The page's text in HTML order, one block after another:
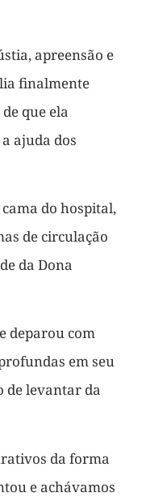
apreensão e
finalmente
que ela
ajuda dos
do hospital,
de circulação
da Dona
deparou com
em seu
de levantar da
da forma
e achávamos